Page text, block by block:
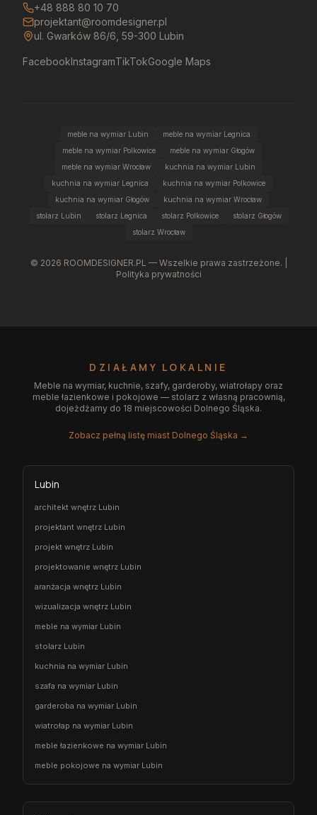
+48 888 80 10 70
projektant@roomdesigner.pl
ul. Gwarków 86/6, 59-300 Lubin
FacebookInstagramTikTokGoogle Maps
meble na wymiar Lubin
meble na wymiar Legnica
meble na wymiar Polkowice
meble na wymiar Głogów
meble na wymiar Wrocław
kuchnia na wymiar Lubin
kuchnia na wymiar Legnica
kuchnia na wymiar Polkowice
kuchnia na wymiar Głogów
kuchnia na wymiar Wrocław
stolarz Lubin
stolarz Legnica stolarz Polkowice
stolarz Głogów
stolarz Wrocław
© 2026 ROOMDESIGNER.PL — Wszelkie prawa zastrzeżone. |
Polityka prywatności
DZIAŁAMY LOKALNIE
Meble na wymiar, kuchnie, szafy, garderoby, wiatrołapy oraz
meble łazienkowe i pokojowe — stolarz z własną pracownią,
dojeżdżamy do 18 miejscowości Dolnego Śląska.
Zobacz pełną listę miast Dolnego Śląska →
Lubin
architekt wnętrz Lubin
projektant wnętrz Lubin
projekt wnętrz Lubin
projektowanie wnętrz Lubin
aranżacja wnętrz Lubin
wizualizacja wnętrz Lubin
meble na wymiar Lubin
stolarz Lubin
kuchnia na wymiar Lubin
szafa na wymiar Lubin
garderoba na wymiar Lubin
wiatrołap na wymiar Lubin
meble łazienkowe na wymiar Lubin
meble pokojowe na wymiar Lubin